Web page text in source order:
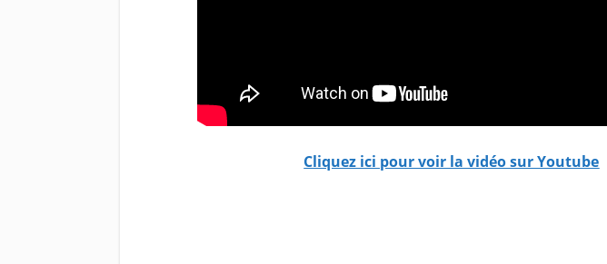
Cliquez ici pour voir la vidéo sur Youtube